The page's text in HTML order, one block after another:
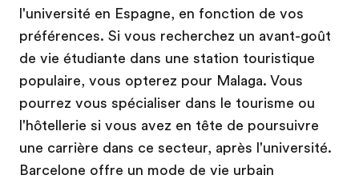
l'université en Espagne, en fonction de vos
préférences. Si vous recherchez un avant-goût
de vie étudiante dans une station touristique
populaire, vous opterez pour Malaga. Vous
pourrez vous spécialiser dans le tourisme ou
l'hôtellerie si vous avez en tête de poursuivre
une carrière dans ce secteur, après l'université.
Barcelone offre un mode de vie urbain